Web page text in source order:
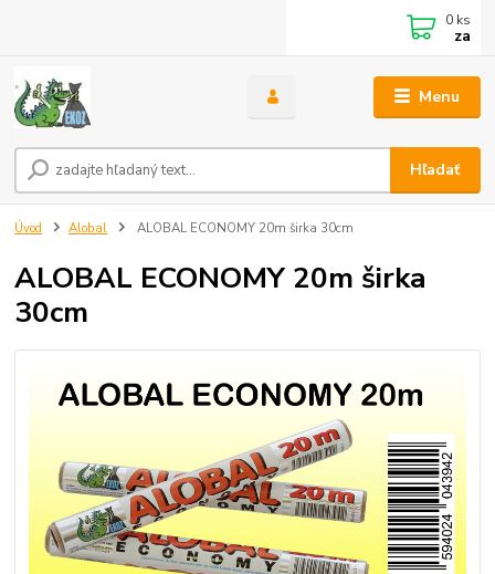
Menu
Hľadať
0 ks
za
Úvod Alobal ALOBAL ECONOMY 20m širka 30cm
ALOBAL ECONOMY 20m širka
30cm